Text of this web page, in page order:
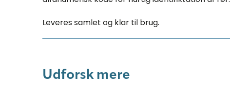
Leveres samlet og klar til brug.
Udforsk mere